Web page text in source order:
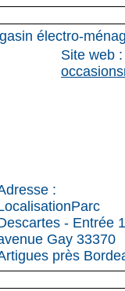
électro-
Site web :
:
- Entrée
Gay 33370
près